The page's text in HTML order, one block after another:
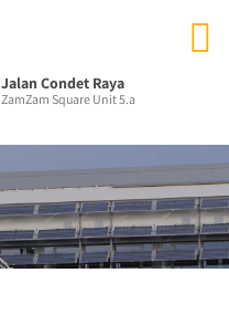
Jalan Condet Raya
ZamZam Square Unit 5.a